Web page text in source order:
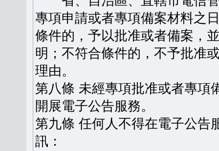
專項申請或者專項備案材料之
條件的，予以批准或者備案，
明；不符合條件的，不予批准
理由。
第八條 未經專項批准或者專項
開展電子公告服務。
第九條 任何人不得在電子公告
訊：